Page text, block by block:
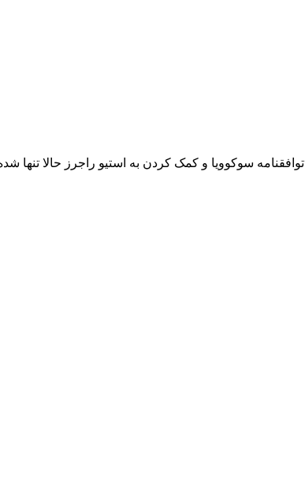
سوکوویا و کمک کردن به استیو راجرز حالا تنها